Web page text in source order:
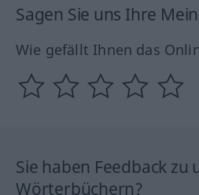
Sagen Sie uns Ihre
Wie gefällt Ihnen das
Sie haben Feedback zu
Wörterbüchern?